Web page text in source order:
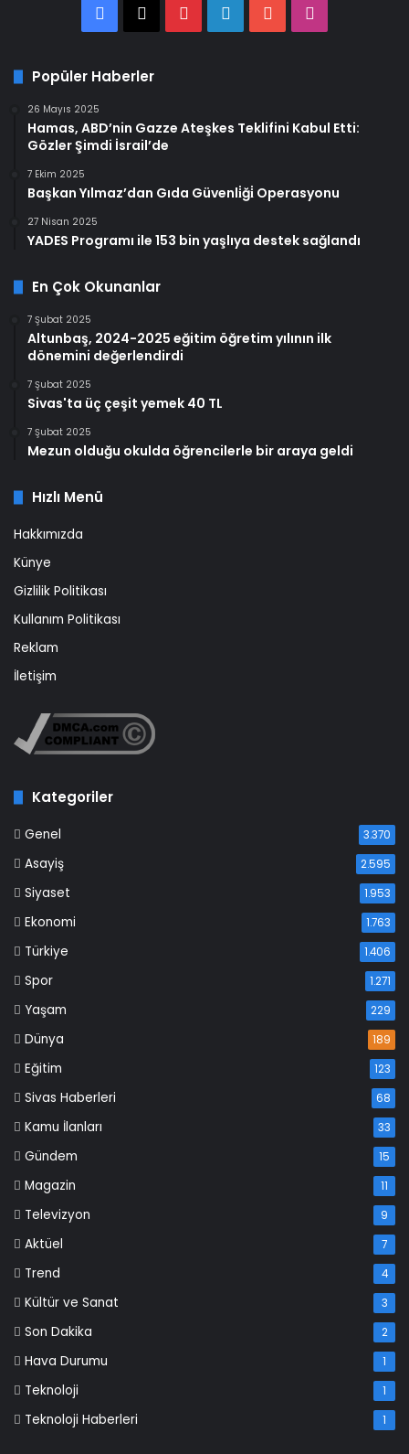
Facebook
X PinterestLinkedInYouTube
Popüler Haberler
26 Mayıs 2025
Hamas, ABD’nin Gazze Ateşkes Teklifini Kabul Etti:
Gözler Şimdi İsrail’de
7 Ekim 2025
Başkan Yılmaz’dan Gıda Güvenli̇ği̇ Operasyonu
27 Nisan 2025
YADES Programı ile 153 bin yaşlıya destek sağlandı
En Çok Okunanlar
7 Şubat 2025
Altunbaş, 2024-2025 eğitim öğretim yılının ilk
dönemini değerlendirdi
7 Şubat 2025
Sivas'ta üç çeşit yemek 40 TL
7 Şubat 2025
Mezun olduğu okulda öğrencilerle bir araya geldi
Hızlı Menü
Hakkımızda
Künye
Gizlilik Politikası
Kullanım Politikası
Reklam
İletişim
Kategoriler
Genel 3.370
Asayiş 2.595
Siyaset 1.953
Ekonomi 1.763
Türkiye 1.406
Spor 1.271
Yaşam 229
Dünya 189
Eğitim 123
Sivas Haberleri 68
Kamu İlanları 33
Gündem 15
Magazin 11
Televizyon 9
Aktüel 7
Trend 4
Kültür ve Sanat 3
Son Dakika 2
Hava Durumu 1
Teknoloji 1
Teknoloji Haberleri 1